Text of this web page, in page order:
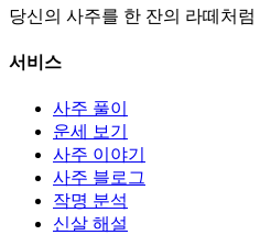
당신의 사주를 한 잔의 라떼처럼
서비스
사주 풀이
운세 보기
사주 이야기
사주 블로그
작명 분석
신살 해설